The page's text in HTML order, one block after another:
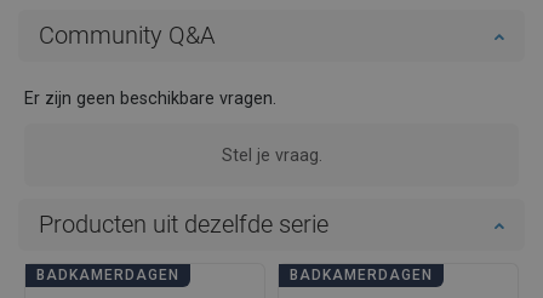
Community Q&A
Er zijn geen beschikbare vragen.
Stel je vraag.
Producten uit dezelfde serie
BADKAMERDAGEN BADKAMERDAGEN